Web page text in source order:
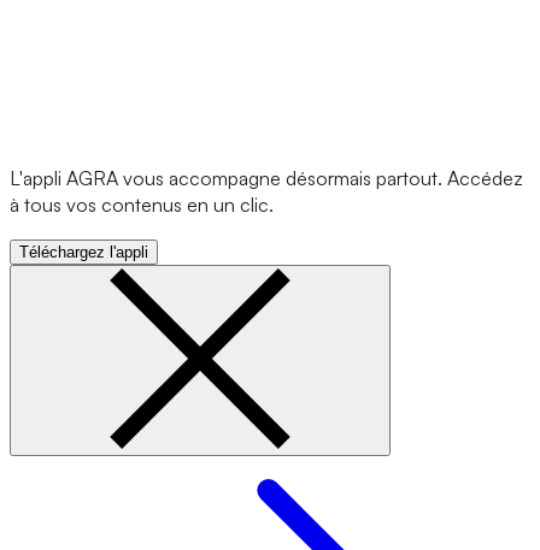
L'appli AGRA vous accompagne désormais partout. Accédez
à tous vos contenus en un clic.
Téléchargez l'appli